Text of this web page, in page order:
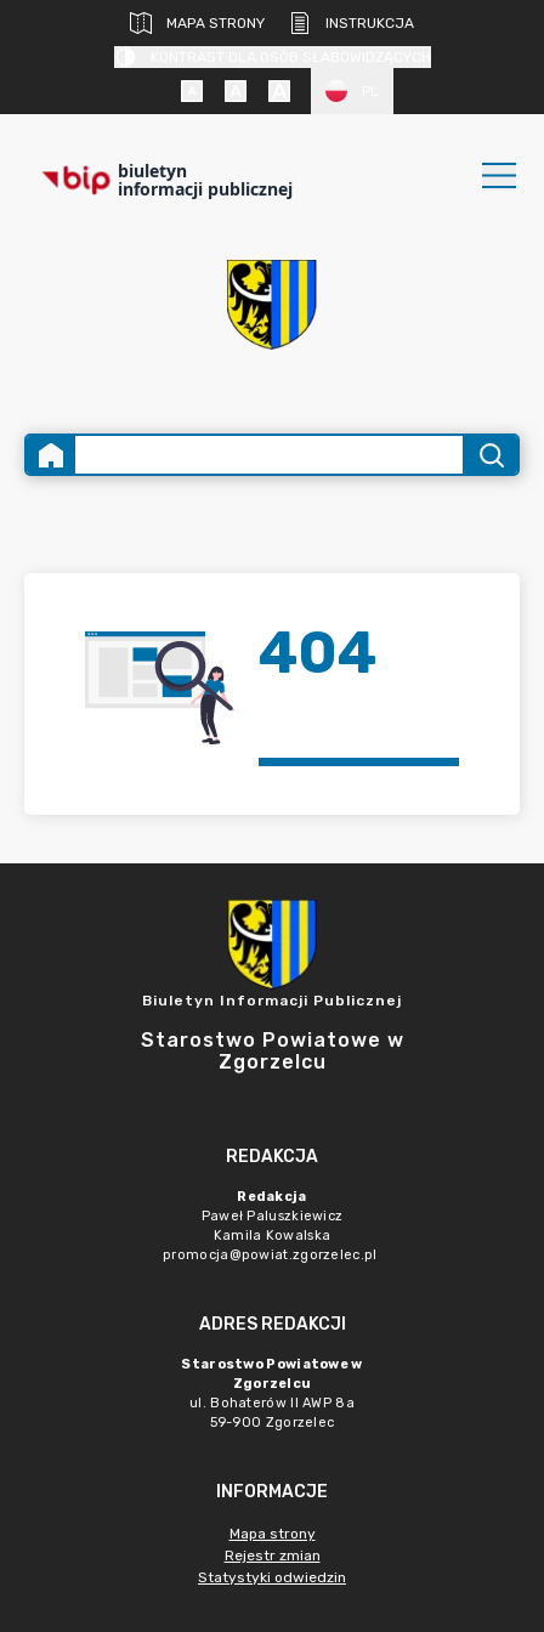
MAPA STRONY
INSTRUKCJA
biuletyn
informacji publicznej
404
Biuletyn Informacji Publicznej
Starostwo Powiatowe w
Zgorzelcu
REDAKCJA
Redakcja
Paweł Paluszkiewicz
Kamila Kowalska
promocja@powiat.zgorzelec.pl
ADRES REDAKCJI
Starostwo Powiatowe w
Zgorzelcu
ul. Bohaterów II AWP 8a
59-900 Zgorzelec
INFORMACJE
Mapa strony
Rejestr zmian
Statystyki odwiedzin